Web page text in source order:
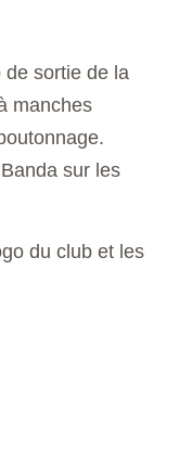
de sortie de la
manches
sur les
du club et les